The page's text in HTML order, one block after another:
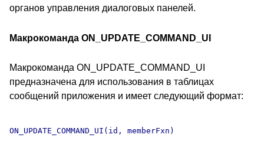
органов управления диалоговых панелей.
Макрокоманда ON_UPDATE_COMMAND_UI
Макрокоманда ON_UPDATE_COMMAND_UI
предназначена для использования в таблицах
сообщений приложения и имеет следующий формат: